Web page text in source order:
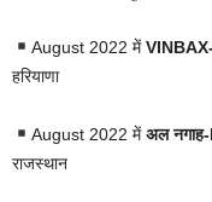
August 2022 में
हरियाणा
August 2022 मेंअल
राजस्थान